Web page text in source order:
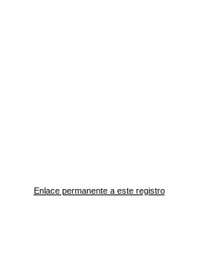
Enlace permanente a este registro